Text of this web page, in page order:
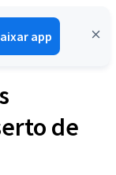
app
Entrar
de